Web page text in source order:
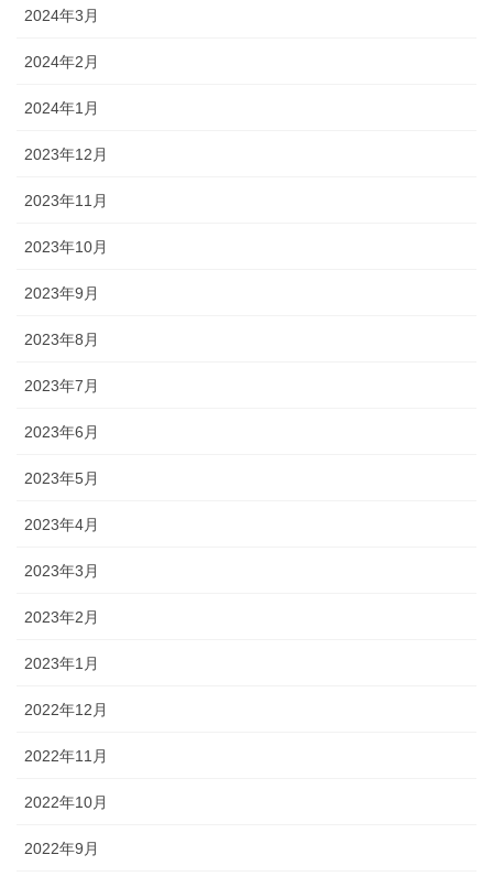
2024年3月
2024年2月
2024年1月
2023年12月
2023年11月
2023年10月
2023年9月
2023年8月
2023年7月
2023年6月
2023年5月
2023年4月
2023年3月
2023年2月
2023年1月
2022年12月
2022年11月
2022年10月
2022年9月